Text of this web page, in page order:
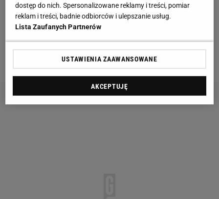
uwagi do powołań
Włosi są wściekli, że muszą grać z Liverpoolem,
było w drugim,PSGw pierwszym).
dostęp do nich. Spersonalizowane reklamy i treści, pomiar
reklam i treści, badnie odbiorców i ulepszanie usług.
Lista Zaufanych Partnerów
USTAWIENIA ZAAWANSOWANE
AKCEPTUJĘ